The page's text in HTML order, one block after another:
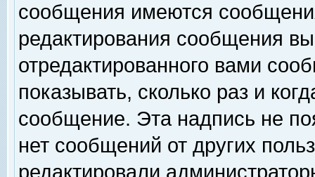
сообщения имеются
редактирования сообщения
отредактированного вами
показывать, сколько раз и
сообщение. Эта надпись не
нет сообщений от других
редактировали